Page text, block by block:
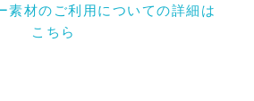
素材のご利用についての詳細は
こちら